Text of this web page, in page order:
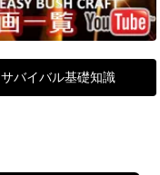
サバイバル基礎知識